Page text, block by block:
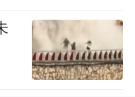
大致分为佛事用
艺品、家居用品